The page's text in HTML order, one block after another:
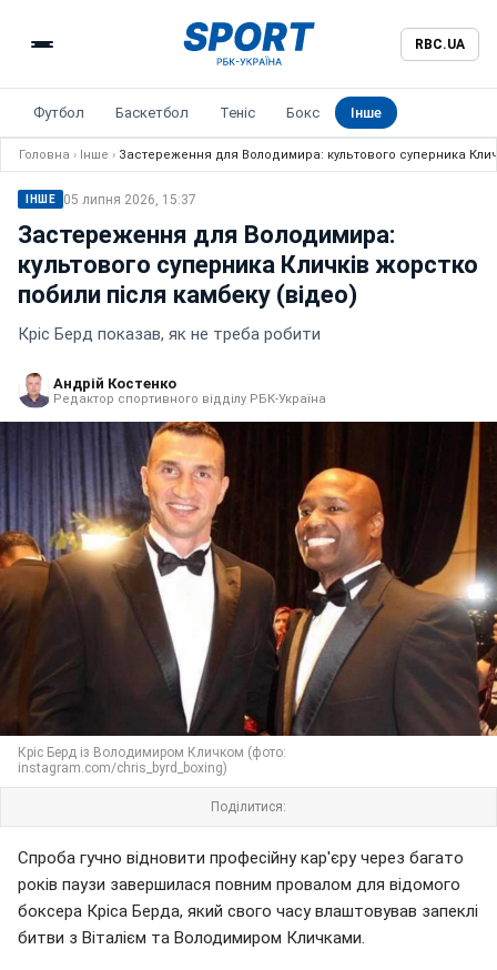
RBC.UA
Футбол Баскетбол Теніс Бокс Інше
Головна › Інше › Застереження для Володимира: культового суперника
ІНШЕ 05 липня 2026, 15:37
Застереження для Володимира:
культового суперника Кличків жорстко
побили після камбеку (відео)
Кріс Берд показав, як не треба робити
Андрій Костенко
Редактор спортивного відділу РБК-Україна
Кріс Берд із Володимиром Кличком (фото:
instagram.com/chris_byrd_boxing)
Поділитися:
Спроба гучно відновити професійну кар'єру через багато
років паузи завершилася повним провалом для відомого
боксера Кріса Берда, який свого часу влаштовував запеклі
битви з Віталієм та Володимиром Кличками.